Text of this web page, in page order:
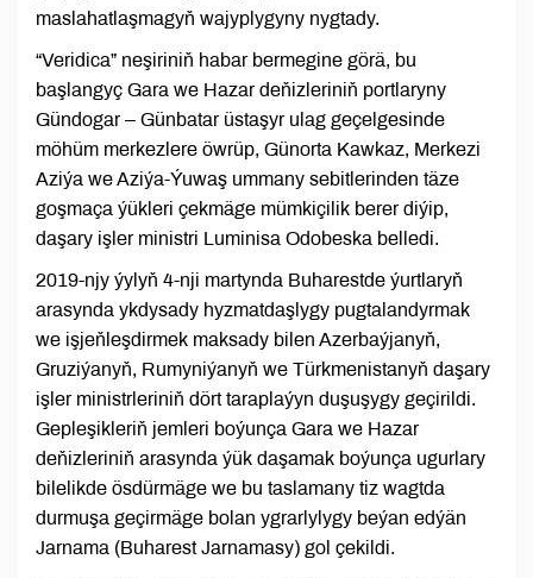
maslahatlaşmagyň wajyplygyny nygtady.
“Veridica” neşiriniň habar bermegine görä, bu
başlangyç Gara we Hazar deňizleriniň portlaryny
Gündogar – Günbatar üstaşyr ulag geçelgesinde
möhüm merkezlere öwrüp, Günorta Kawkaz, Merkezi
Aziýa we Aziýa-Ýuwaş ummany sebitlerinden täze
goşmaça ýükleri çekmäge mümkiçilik berer diýip,
daşary işler ministri Luminisa Odobeska belledi.
2019-njy ýylyň 4-nji martynda Buharestde ýurtlaryň
arasynda ykdysady hyzmatdaşlygy pugtalandyrmak
we işjeňleşdirmek maksady bilen Azerbaýjanyň,
Gruziýanyň, Rumyniýanyň we Türkmenistanyň daşary
işler ministrleriniň dört taraplaýyn duşuşygy geçirildi.
Gepleşikleriň jemleri boýunça Gara we Hazar
deňizleriniň arasynda ýük daşamak boýunça ugurlary
bilelikde ösdürmäge we bu taslamany tiz wagtda
durmuşa geçirmäge bolan ygrarlylygy beýan edýän
Jarnama (Buharest Jarnamasy) gol çekildi.